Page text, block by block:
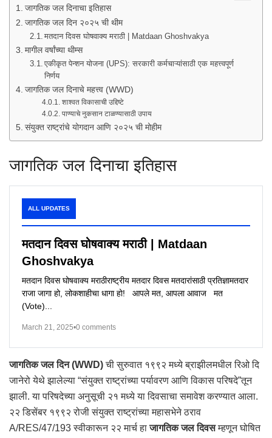
जागतिक जल दिनाचा इतिहास
जागतिक जल दिन २०२५ ची थीम
मतदान दिवस घोषवाक्य मराठी | Matdaan Ghoshvakya
मागील वर्षांच्या थीम्स
एकीकृत पेन्शन योजना (UPS): सरकारी कर्मचाऱ्यांसाठी एक महत्त्वपूर्ण
निर्णय
जागतिक जल दिनाचे महत्त्व (WWD)
शाश्वत विकासाची उद्दिष्टे
पाण्याचे नुकसान टाळण्यासाठी उपाय
संयुक्त राष्ट्रांचे योगदान आणि २०२५ ची मोहीम
जागतिक जल दिनाचा इतिहास
ALL UPDATES
मतदान दिवस घोषवाक्य मराठी | Matdaan
Ghoshvakya
मतदान दिवस घोषवाक्य मराठीराष्ट्रीय मतदार दिवस मतदारांसाठी प्रतिज्ञामतदार
राजा जागा हो, लोकशाहीचा धागा हो! आपले मत, आपला आवाज मत
(Vote)...
March 21, 2025•0 comments
जागतिक जल दिन (WWD)ची सुरुवात १९९२ मध्ये ब्राझीलमधील रिओ दि
जानेरो येथे झालेल्या “संयुक्त राष्ट्रांच्या पर्यावरण आणि विकास परिषदे”तून
झाली. या परिषदेच्या अनुसूची २१ मध्ये या दिवसाचा समावेश करण्यात आला.
२२ डिसेंबर १९९२ रोजी संयुक्त राष्ट्रांच्या महासभेने ठराव
A/RES/47/193 स्वीकारून २२ मार्च हाजागतिक जल दिवसम्हणून घोषित